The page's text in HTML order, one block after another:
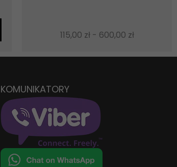
115,00 zł - 600,00 zł
KOMUNIKATORY